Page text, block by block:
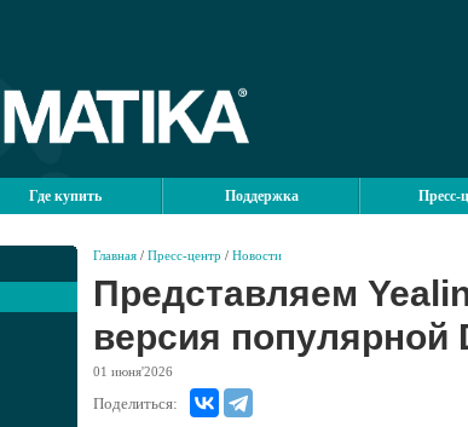
Где купить Поддержка Пресс-
Главная / Пресс-центр / Новости
Представляем
версия популярной
01 июня'2026
Поделиться: